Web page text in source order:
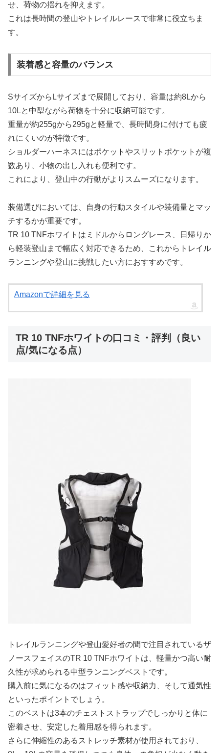
せ、荷物の揺れを抑えます。
これは長時間の登山やトレイルレースで非常に役立ちま
す。
装着感と容量のバランス
SサイズからLサイズまで展開しており、容量は約8Lから
10Lと中型ながら荷物を十分に収納可能です。
重量が約255gから295gと軽量で、長時間身に付けても疲
れにくいのが特徴です。
ショルダーハーネスにはポケットやスリットポケットが複
数あり、小物の出し入れも便利です。
これにより、登山中の行動がよりスムーズになります。
装備選びにおいては、自身の行動スタイルや装備量とマッ
チするかが重要です。
TR 10 TNFホワイトはミドルからロングレース、日帰りか
ら軽装登山まで幅広く対応できるため、これからトレイル
ランニングや登山に挑戦したい方におすすめです。
Amazonで詳細を見る
TR 10 TNFホワイトの口コミ・評判（良い
点/気になる点）
トレイルランニングや登山愛好者の間で注目されているザ
ノースフェイスのTR 10 TNFホワイトは、軽量かつ高い耐
久性が求められる中型ランニングベストです。
購入前に気になるのはフィット感や収納力、そして通気性
といったポイントでしょう。
このベストは3本のチェストストラップでしっかりと体に
密着させ、安定した着用感を得られます。
さらに伸縮性のあるストレッチ素材が使用されており、